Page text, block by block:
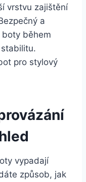
vrstvu zajištění
a
boty během
vypadají
způsob, jak